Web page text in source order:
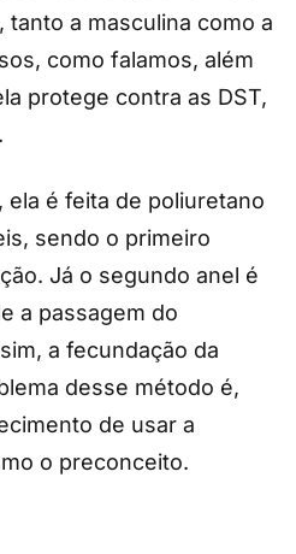
a masculina como a
como falamos, além
protege contra as DST,
ela é feita de poliuretano
sendo o primeiro
Já o segundo anel é
a passagem do
a fecundação da
desse método é,
de usar a
o preconceito.